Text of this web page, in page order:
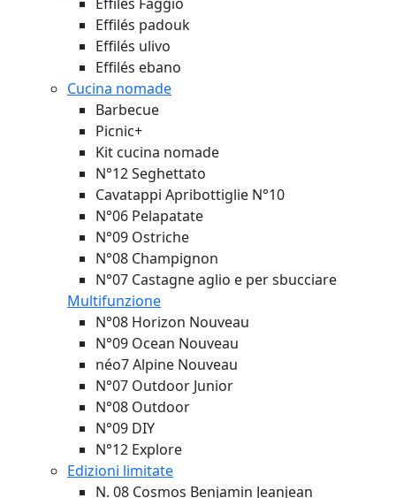
Effilés padouk
Effilés ulivo
Effilés ebano
Cucina nomade
Barbecue
Picnic+
Kit cucina nomade
N°12 Seghettato
Cavatappi Apribottiglie N°10
N°06 Pelapatate
N°09 Ostriche
N°08 Champignon
N°07 Castagne aglio e per sbucciare
Multifunzione
N°08 Horizon Nouveau
N°09 Ocean Nouveau
néo7 Alpine Nouveau
N°07 Outdoor Junior
N°08 Outdoor
N°09 DIY
N°12 Explore
Edizioni limitate
N. 08 Cosmos Benjamin Jeanjean